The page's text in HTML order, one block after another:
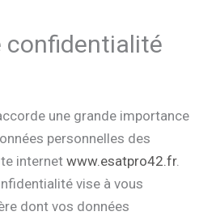
confidentialité
une grande importance
personnelles des
internetwww.esatpro42.fr.
vise à vous
dont vos données